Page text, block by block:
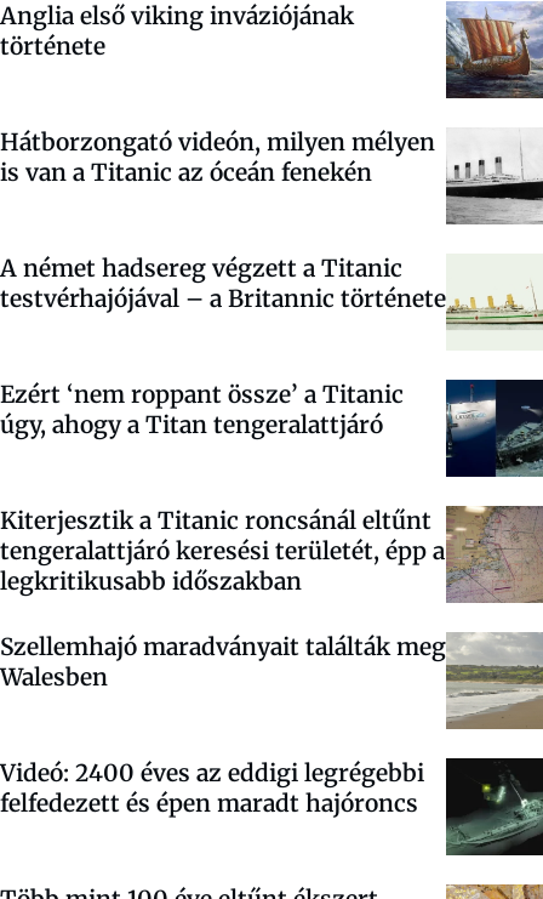
Anglia első viking inváziójának
története
Hátborzongató videón, milyen mélyen
is van a Titanic az óceán fenekén
A német hadsereg végzett a Titanic
testvérhajójával – a Britannic története
Ezért ‘nem roppant össze’ a Titanic
úgy, ahogy a Titan tengeralattjáró
Kiterjesztik a Titanic roncsánál eltűnt
tengeralattjáró keresési területét, épp a
legkritikusabb időszakban
Szellemhajó maradványait találták meg
Walesben
Videó: 2400 éves az eddigi legrégebbi
felfedezett és épen maradt hajóroncs